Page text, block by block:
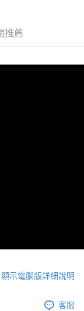
推薦
顯示電腦版詳細說明
客服